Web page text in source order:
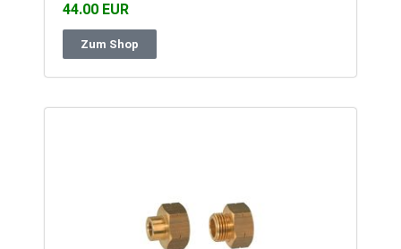
44.00 EUR
Zum Shop